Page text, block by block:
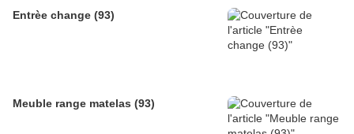
Entrèe change (93)
Meuble range matelas (93)